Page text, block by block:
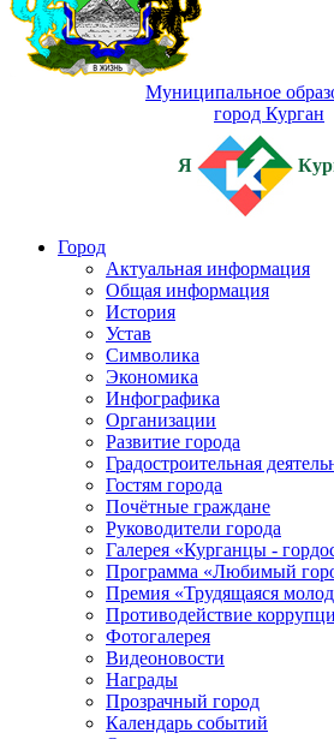
Муниципальное
город Курган
Я
Город
Актуальная информация
Общая информация
История
Устав
Символика
Экономика
Инфографика
Организации
Развитие города
Градостроительная
Гостям города
Почётные граждане
Руководители города
Галерея «Курганцы -
Программа «Любимый
Премия «Трудящаяся
Противодействие
Фотогалерея
Видеоновости
Награды
Прозрачный город
Календарь событий